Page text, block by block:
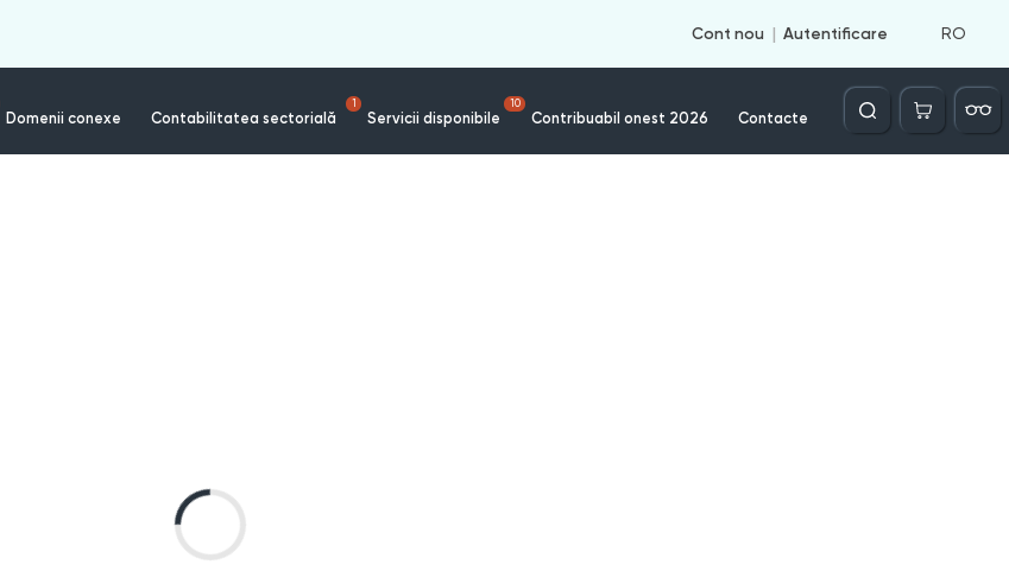
Cont nou Autentificare RO
Domenii conexe Contabilitatea sectorială
1
Servicii disponibile
10
Contribuabil onest 2026 Contacte
Căutare